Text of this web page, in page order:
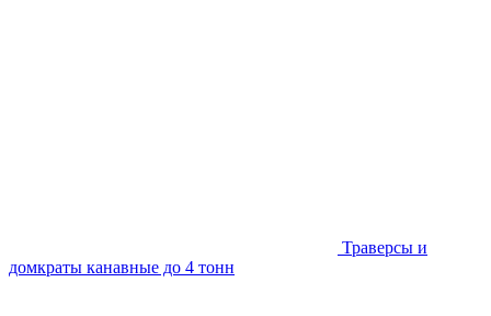
Траверсы и
домкраты канавные до 4 тонн